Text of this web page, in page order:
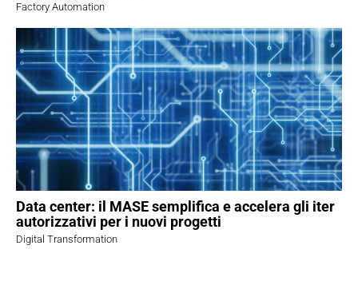
Factory Automation
Data center: il MASE semplifica e accelera gli iter
autorizzativi per i nuovi progetti
Digital Transformation